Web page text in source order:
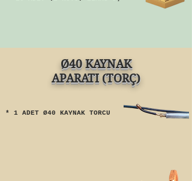
Ø40 KAYNAK
APARATI (TORÇ)
* 1 ADET Ø40 KAYNAK TORCU